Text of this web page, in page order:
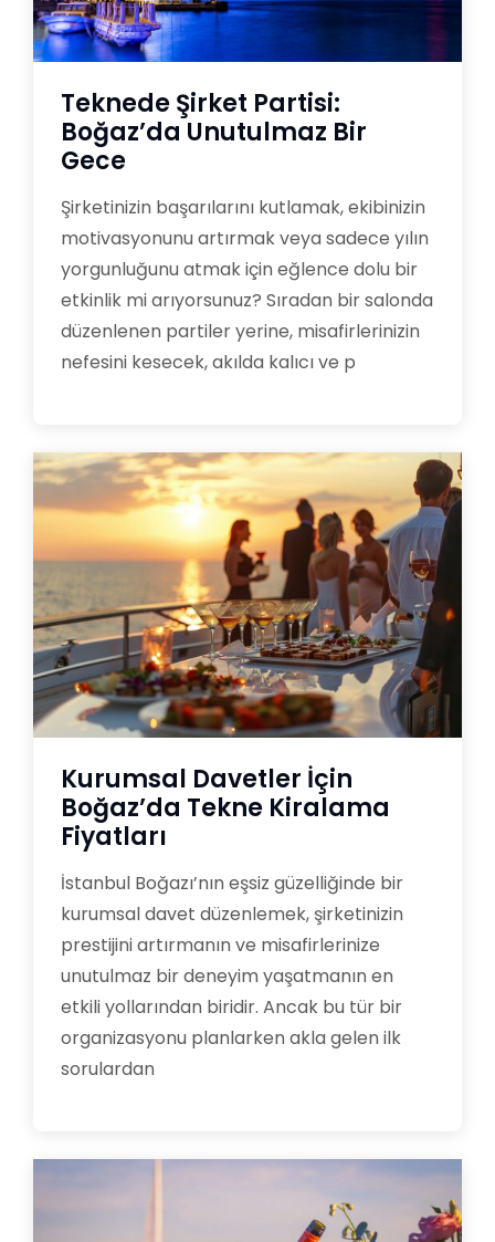
Teknede Şirket Partisi:
Boğaz’da Unutulmaz Bir
Gece
Şirketinizin başarılarını kutlamak, ekibinizin
motivasyonunu artırmak veya sadece yılın
yorgunluğunu atmak için eğlence dolu bir
etkinlik mi arıyorsunuz? Sıradan bir salonda
düzenlenen partiler yerine, misafirlerinizin
nefesini kesecek, akılda kalıcı ve p
Kurumsal Davetler İçin
Boğaz’da Tekne Kiralama
Fiyatları
İstanbul Boğazı’nın eşsiz güzelliğinde bir
kurumsal davet düzenlemek, şirketinizin
prestijini artırmanın ve misafirlerinize
unutulmaz bir deneyim yaşatmanın en
etkili yollarından biridir. Ancak bu tür bir
organizasyonu planlarken akla gelen ilk
sorulardan